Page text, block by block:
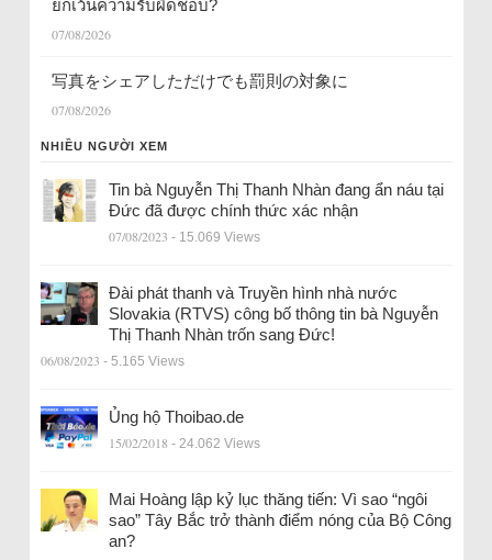
ยกเว้นความรับผิดชอบ?
07/08/2026
写真をシェアしただけでも罰則の対象に
07/08/2026
NHIỀU NGƯỜI XEM
Tin bà Nguyễn Thị Thanh Nhàn đang ẩn náu tại
Đức đã được chính thức xác nhận
07/08/2023 - 15.069 Views
Đài phát thanh và Truyền hình nhà nước
Slovakia (RTVS) công bố thông tin bà Nguyễn
Thị Thanh Nhàn trốn sang Đức!
06/08/2023 - 5.165 Views
Ủng hộ Thoibao.de
15/02/2018 - 24.062 Views
Mai Hoàng lập kỷ lục thăng tiến: Vì sao “ngôi
sao” Tây Bắc trở thành điểm nóng của Bộ Công
an?